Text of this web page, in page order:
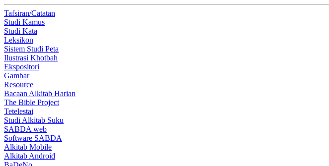
Tafsiran/Catatan
Studi Kamus
Studi Kata
Leksikon
Sistem Studi Peta
Ilustrasi Khotbah
Ekspositori
Gambar
Resource
Bacaan Alkitab Harian
The Bible Project
Tetelestai
Studi Alkitab Suku
SABDA web
Software SABDA
Alkitab Mobile
Alkitab Android